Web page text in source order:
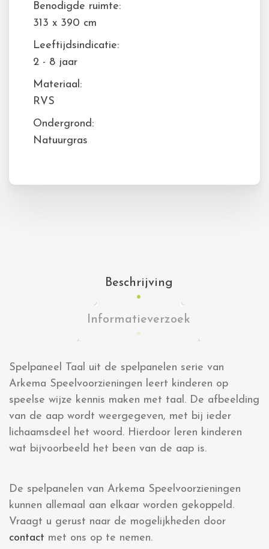
Benodigde ruimte:
313 x 390 cm
Leeftijdsindicatie:
2 - 8 jaar
Materiaal:
RVS
Ondergrond:
Natuurgras
Beschrijving
Informatieverzoek
Spelpaneel Taal uit de spelpanelen serie van
Arkema Speelvoorzieningen leert kinderen op
speelse wijze kennis maken met taal. De afbeelding
van de aap wordt weergegeven, met bij ieder
lichaamsdeel het woord. Hierdoor leren kinderen
wat bijvoorbeeld het been van de aap is.
De spelpanelen van Arkema Speelvoorzieningen
kunnen allemaal aan elkaar worden gekoppeld.
Vraagt u gerust naar de mogelijkheden door
contact met ons op te nemen.